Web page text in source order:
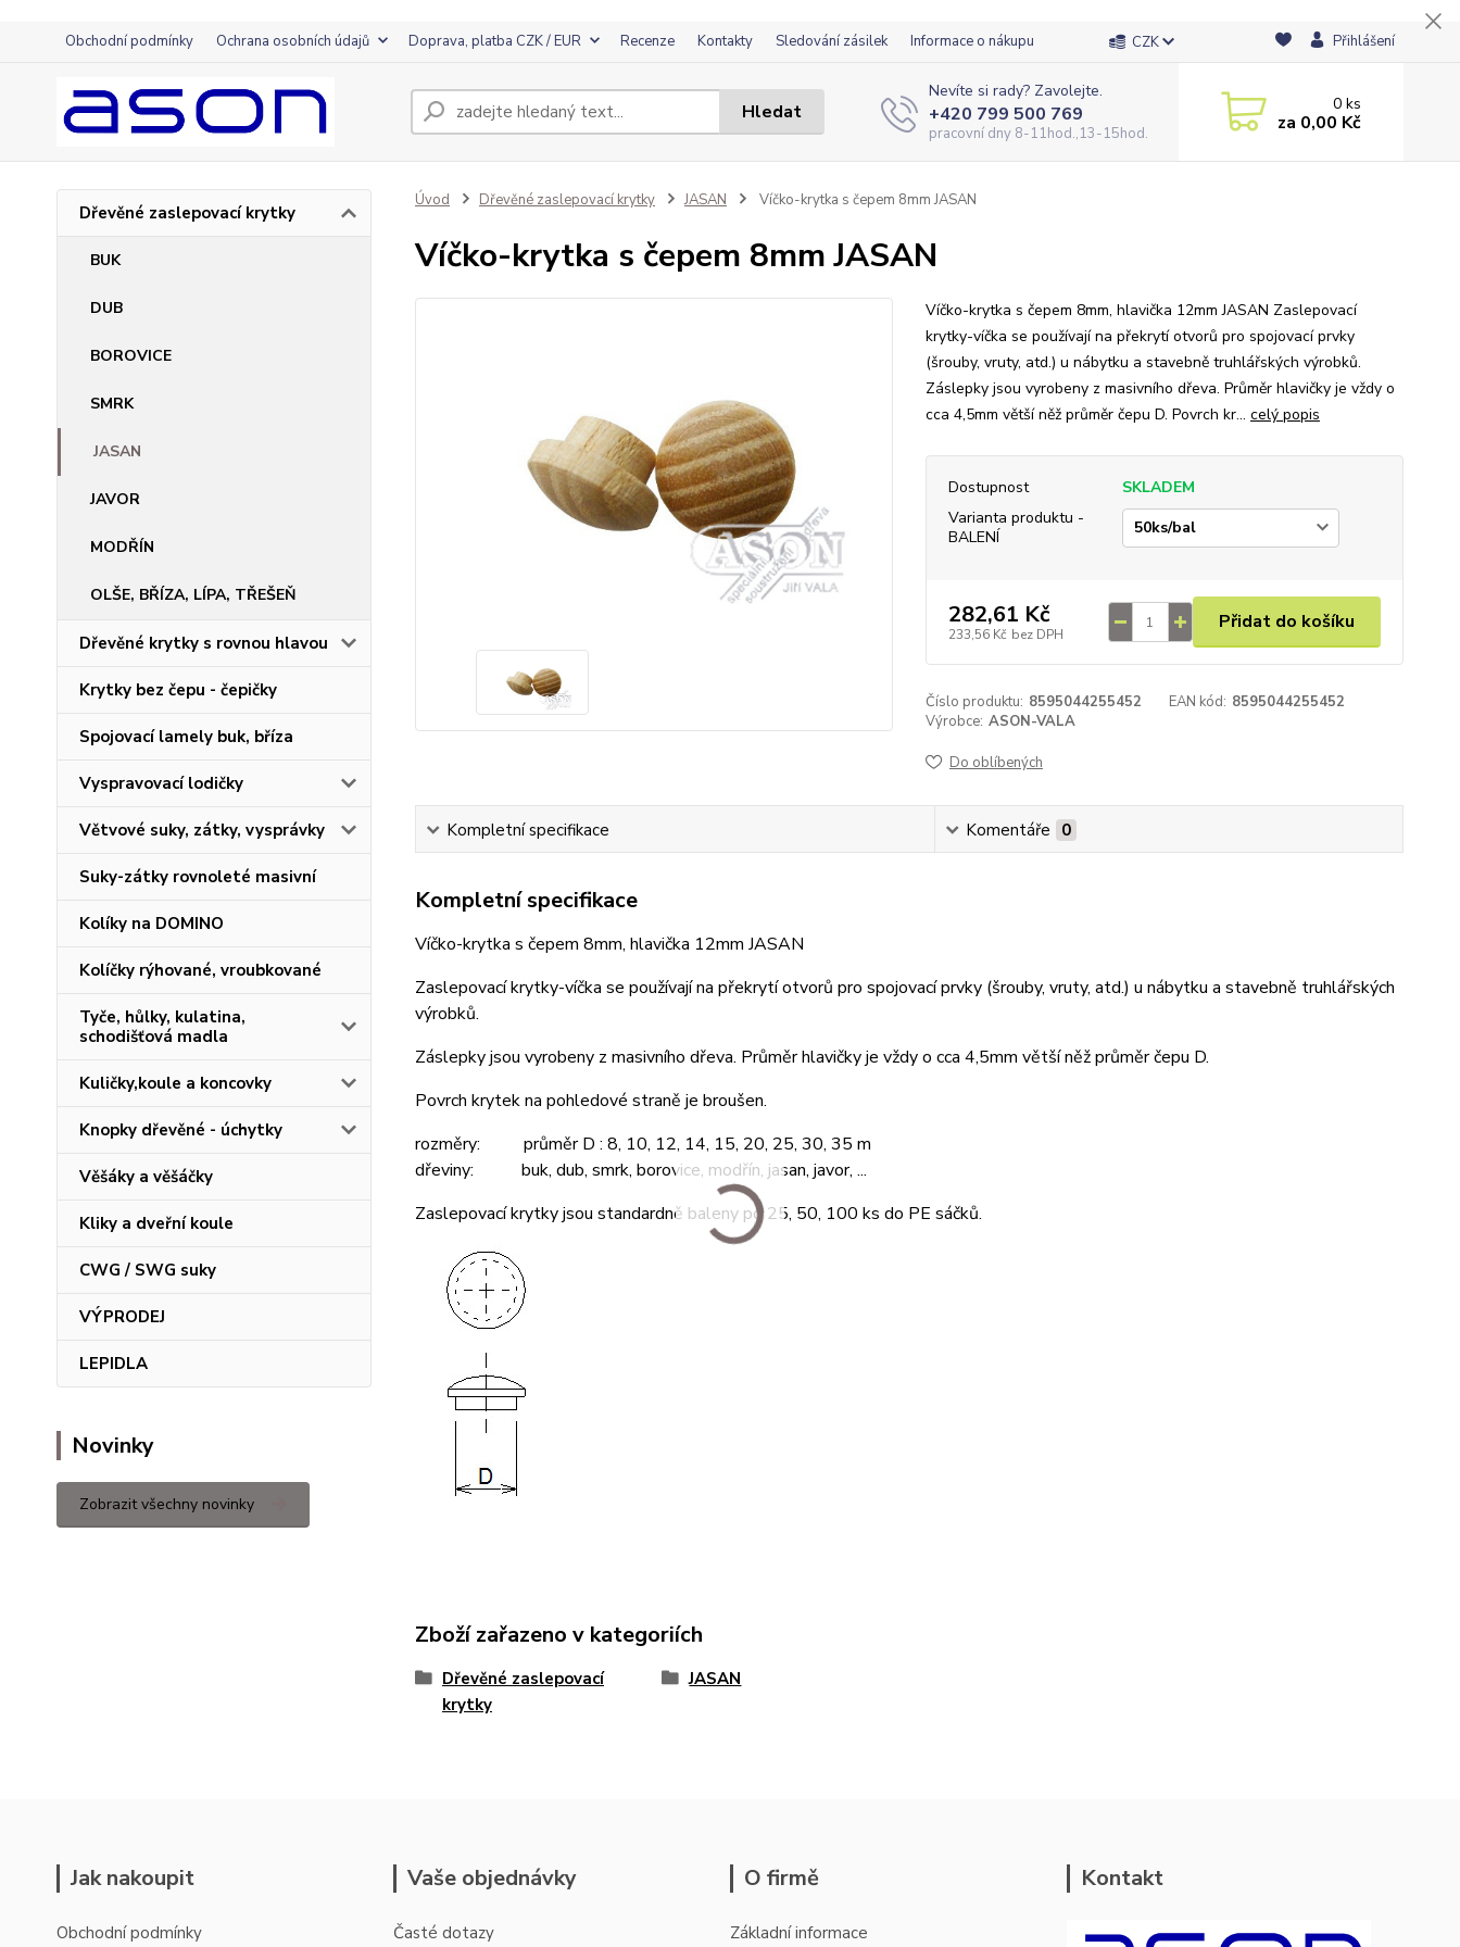
Obchodní podmínky Ochrana osobních údajů Doprava, platba CZK / EUR Recenze Kontakty Sledování zásilek Informace o nákupu CZK Přihlášení
Hledat
Nevíte si rady? Zavolejte.
+420 799 500 769
pracovní dny 8-11hod.,13-15hod.
0ks
za 0,00 Kč
Dřevěné zaslepovací krytky
BUK
DUB
BOROVICE
SMRK
JASAN
JAVOR
MODŘÍN
OLŠE, BŘÍZA, LÍPA, TŘEŠEŇ
Dřevěné krytky s rovnou hlavou
Krytky bez čepu - čepičky
Spojovací lamely buk, bříza
Vyspravovací lodičky
Větvové suky, zátky, vysprávky
Suky-zátky rovnoleté masivní
Kolíky na DOMINO
Kolíčky rýhované, vroubkované
Tyče, hůlky, kulatina,
schodišťová madla
Kuličky,koule a koncovky
Knopky dřevěné - úchytky
Věšáky a věšáčky
Kliky a dveřní koule
CWG / SWG suky
VÝPRODEJ
LEPIDLA
Novinky
Zobrazit všechny novinky
Úvod Dřevěné zaslepovací krytky JASAN Víčko-krytka s čepem 8mm JASAN
Víčko-krytka s čepem 8mm JASAN
Víčko-krytka s čepem 8mm, hlavička 12mm JASAN Zaslepovací
krytky-víčka se používají na překrytí otvorů pro spojovací prvky
(šrouby, vruty, atd.) u nábytku a stavebně truhlářských výrobků.
Záslepky jsou vyrobeny z masivního dřeva. Průměr hlavičky je vždy o
cca 4,5mm větší něž průměr čepu D. Povrch kr... celý popis
Dostupnost
SKLADEM
Varianta produktu -
BALENÍ
282,61 Kč
233,56 Kč bez DPH
Přidat do košíku
Číslo produktu: 8595044255452 EAN kód: 8595044255452
Výrobce: ASON-VALA
Do oblíbených
Kompletní specifikace Komentáře 0
Kompletní specifikace
Víčko-krytka s čepem 8mm, hlavička 12mm JASAN
Zaslepovací krytky-víčka se používají na překrytí otvorů pro spojovací prvky (šrouby, vruty, atd.) u nábytku a stavebně truhlářských
výrobků.
Záslepky jsou vyrobeny z masivního dřeva. Průměr hlavičky je vždy o cca 4,5mm větší něž průměr čepu D.
Povrch krytek na pohledové straně je broušen.
rozměry: průměr D : 8, 10, 12, 14, 15, 20, 25, 30, 35 m
dřeviny: buk, dub, smrk, borovice, modřín, jasan, javor, ...
Zaslepovací krytky jsou standardně baleny po 25, 50, 100 ks do PE sáčků.
Zboží zařazeno v kategoriích
Dřevěné zaslepovací
krytky
JASAN
Jak nakoupit
Obchodní podmínky
Vaše objednávky
Časté dotazy
O firmě
Základní informace
Kontakt